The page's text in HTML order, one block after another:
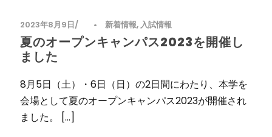
2023年8月9日 • 新着情報,入試情報
夏のオープンキャンパス2023を開催し
ました
8月5日（土）・6日（日）の2日間にわたり、本学を
会場として夏のオープンキャンパス2023が開催され
ました。 […]